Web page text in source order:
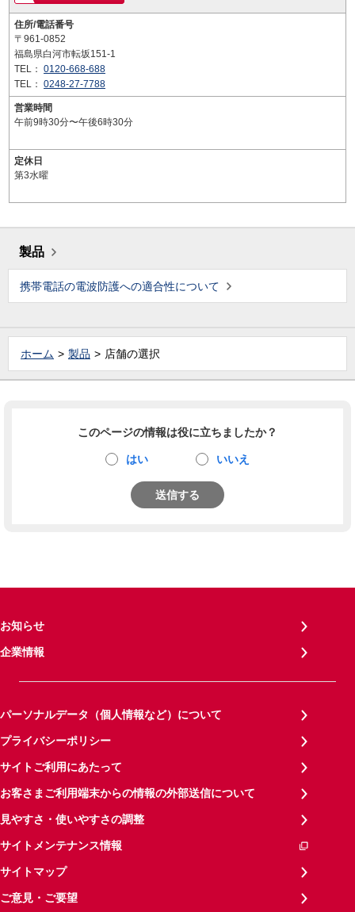
住所/電話番号
〒961-0852
福島県白河市転坂151-1
TEL： 0120-668-688
TEL： 0248-27-7788
営業時間
午前9時30分〜午後6時30分
定休日
第3水曜
製品
携帯電話の電波防護への適合性について
ホーム 製品 店舗の選択
このページの情報は役に立ちましたか？
はい いいえ
送信する
お知らせ
企業情報
パーソナルデータ（個人情報など）について
プライバシーポリシー
サイトご利用にあたって
お客さまご利用端末からの情報の外部送信について
見やすさ・使いやすさの調整
サイトメンテナンス情報
サイトマップ
ご意見・ご要望